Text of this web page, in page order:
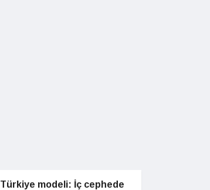
Türkiye modeli: İç cephede